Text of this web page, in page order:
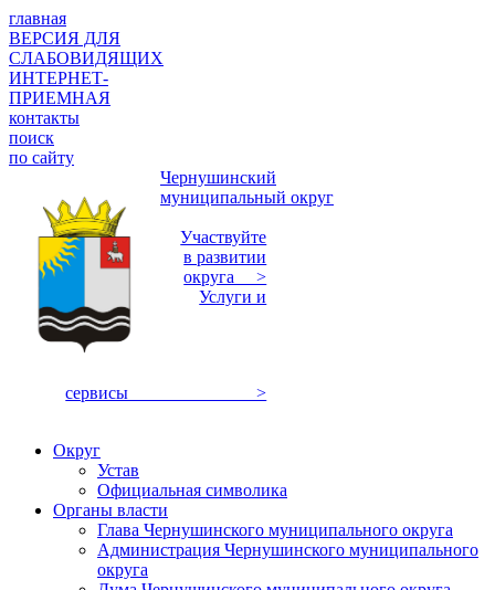
главная
ВЕРСИЯ ДЛЯ
СЛАБОВИДЯЩИХ
ИНТЕРНЕТ-
ПРИЕМНАЯ
контакты
поиск
по сайту
Чернушинский
муниципальный округ
Участвуйте
в развитии
округа >
Услуги и
сервисы >
Округ
Устав
Официальная символика
Органы власти
Глава Чернушинского муниципального округа
Администрация Чернушинского муниципального
округа